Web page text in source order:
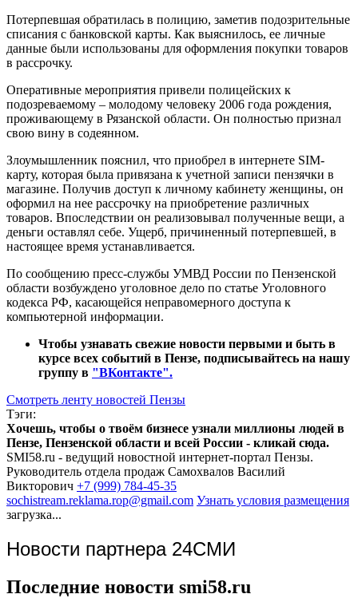
Потерпевшая обратилась в полицию, заметив подозрительные
списания с банковской карты. Как выяснилось, ее личные
данные были использованы для оформления покупки товаров
в рассрочку.
Оперативные мероприятия привели полицейских к
подозреваемому – молодому человеку 2006 года рождения,
проживающему в Рязанской области. Он полностью признал
свою вину в содеянном.
Злоумышленник пояснил, что приобрел в интернете SIM-
карту, которая была привязана к учетной записи пензячки в
магазине. Получив доступ к личному кабинету женщины, он
оформил на нее рассрочку на приобретение различных
товаров. Впоследствии он реализовывал полученные вещи, а
деньги оставлял себе. Ущерб, причиненный потерпевшей, в
настоящее время устанавливается.
По сообщению пресс-службы УМВД России по Пензенской
области возбуждено уголовное дело по статье Уголовного
кодекса РФ, касающейся неправомерного доступа к
компьютерной информации.
Чтобы узнавать свежие новости первыми и быть в
курсе всех событий в Пензе, подписывайтесь на нашу
группу в "ВКонтакте".
Смотреть ленту новостей Пензы
Тэги:
Хочешь, чтобы о твоём бизнесе узнали миллионы людей в
Пензе, Пензенской области и всей России - кликай сюда.
SMI58.ru - ведущий новостной интернет-портал Пензы.
Руководитель отдела продаж Самохвалов Василий
Викторович +7 (999) 784-45-35
sochistream.reklama.rop@gmail.com Узнать условия размещения
загрузка...
Новости партнера 24СМИ
Последние новости smi58.ru